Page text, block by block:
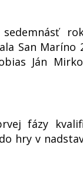
San Maríno
Ján
fázy
hry v